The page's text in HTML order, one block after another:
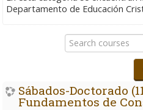
Departamento de Educación
Search
courses
Sábados-Doctorado
Fundamentos de